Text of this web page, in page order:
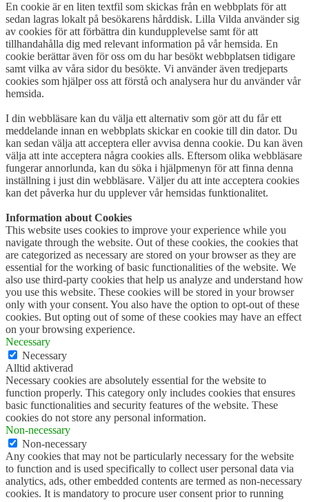
En cookie är en liten textfil som skickas från en webbplats för att
sedan lagras lokalt på besökarens hårddisk. Lilla Vilda använder sig
av cookies för att förbättra din kundupplevelse samt för att
tillhandahålla dig med relevant information på vår hemsida. En
cookie berättar även för oss om du har besökt webbplatsen tidigare
samt vilka av våra sidor du besökte. Vi använder även tredjeparts
cookies som hjälper oss att förstå och analysera hur du använder vår
hemsida.
I din webbläsare kan du välja ett alternativ som gör att du får ett
meddelande innan en webbplats skickar en cookie till din dator. Du
kan sedan välja att acceptera eller avvisa denna cookie. Du kan även
välja att inte acceptera några cookies alls. Eftersom olika webbläsare
fungerar annorlunda, kan du söka i hjälpmenyn för att finna denna
inställning i just din webbläsare. Väljer du att inte acceptera cookies
kan det påverka hur du upplever vår hemsidas funktionalitet.
Information about Cookies
This website uses cookies to improve your experience while you
navigate through the website. Out of these cookies, the cookies that
are categorized as necessary are stored on your browser as they are
essential for the working of basic functionalities of the website. We
also use third-party cookies that help us analyze and understand how
you use this website. These cookies will be stored in your browser
only with your consent. You also have the option to opt-out of these
cookies. But opting out of some of these cookies may have an effect
on your browsing experience.
Necessary
Necessary
Alltid aktiverad
Necessary cookies are absolutely essential for the website to
function properly. This category only includes cookies that ensures
basic functionalities and security features of the website. These
cookies do not store any personal information.
Non-necessary
Non-necessary
Any cookies that may not be particularly necessary for the website
to function and is used specifically to collect user personal data via
analytics, ads, other embedded contents are termed as non-necessary
cookies. It is mandatory to procure user consent prior to running